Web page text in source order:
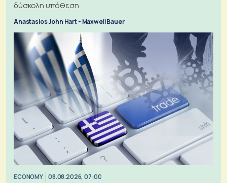
δύσκολη υπόθεση
Anastasios John Hart - Maxwell Bauer
ECONOMY 08.08.2026, 07:00